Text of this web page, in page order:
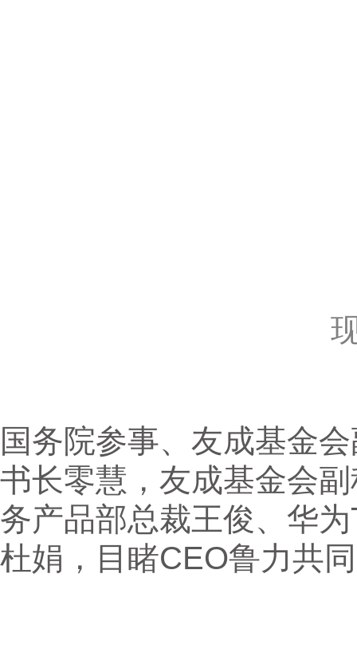
国务院参事、友成基金
书长零慧，友成基金会
务产品部总裁王俊、华
杜娟，目睹CEO鲁力共